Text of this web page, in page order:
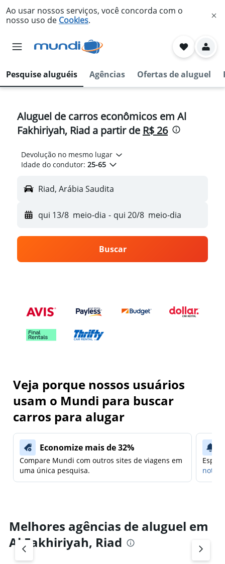
Ao usar nossos serviços, você concorda com o
nosso uso de Cookies.
Pesquise aluguéis Agências Ofertas de aluguel
Aluguel de carros econômicos em Al
Fakhiriyah, Riad a partir de R$ 26
Devolução no mesmo lugar
Idade do condutor: 25-65
Riad, Arábia Saudita
qui 13/8 meio-dia - qui 20/8 meio-dia
Buscar
Veja porque nossos usuários
usam o Mundi para buscar
carros para alugar
Economize mais de 32%
Compare Mundi com outros sites de viagens em
uma única pesquisa.
Melhores agências de aluguel em
Al Fakhiriyah, Riad